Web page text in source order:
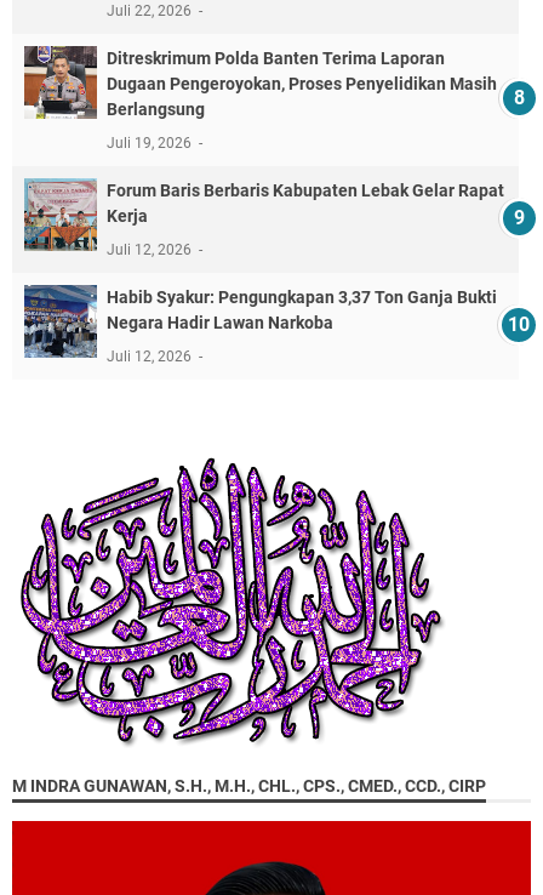
Juli 22, 2026
Ditreskrimum Polda Banten Terima Laporan
Dugaan Pengeroyokan, Proses Penyelidikan Masih
Berlangsung
Juli 19, 2026
Forum Baris Berbaris Kabupaten Lebak Gelar Rapat
Kerja
Juli 12, 2026
​Habib Syakur: Pengungkapan 3,37 Ton Ganja Bukti
Negara Hadir Lawan Narkoba
Juli 12, 2026
M INDRA GUNAWAN, S.H., M.H., CHL., CPS., CMED., CCD., CIRP